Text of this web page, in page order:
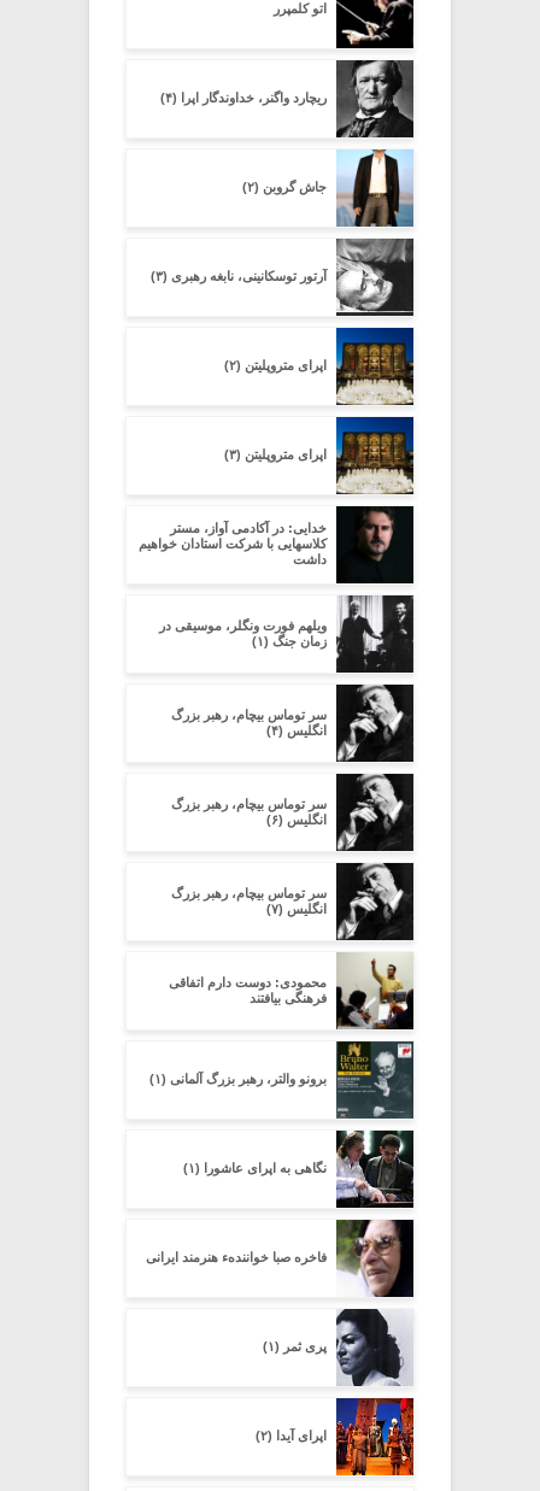
اتو کلمپرر
ریچارد واگنر، خداوندگار اپرا (۴)
جاش گروبن (۲)
آرتور توسکانینی، نابغه رهبری (۳)
اپرای متروپلیتن (۲)
اپرای متروپلیتن (۳)
خدایی: در آکادمی آواز، مستر
کلاسهایی با شرکت استادان خواهیم
داشت
ویلهم فورت ونگلر، موسیقی در
زمان جنگ (۱)
سر توماس بیچام، رهبر بزرگ
انگلیس (۴)
سر توماس بیچام، رهبر بزرگ
انگلیس (۶)
سر توماس بیچام، رهبر بزرگ
انگلیس (۷)
محمودی: دوست دارم اتفاقی
فرهنگی بیافتند
برونو والتر، رهبر بزرگ آلمانی (۱)
نگاهی به اپرای عاشورا (۱)
فاخره صبا خوانندهء هنرمند ایرانی
پری ثمر (۱)
اپرای آیدا (۲)